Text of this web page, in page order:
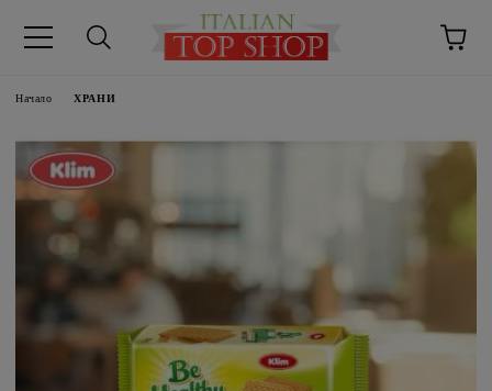
Начало ХРАНИ